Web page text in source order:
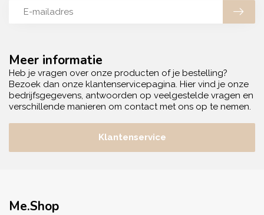
Meer informatie
Heb je vragen over onze producten of je bestelling?
Bezoek dan onze klantenservicepagina. Hier vind je onze
bedrijfsgegevens, antwoorden op veelgestelde vragen en
verschillende manieren om contact met ons op te nemen.
Klantenservice
Me.Shop